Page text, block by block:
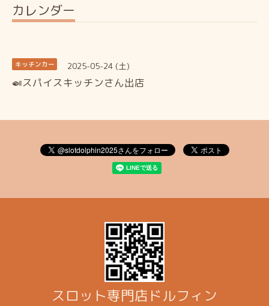
カレンダー
キッチンカー 2025-05-24 (土)
🍛スパイスキッチンさん出店
スロット専門店ドルフィン